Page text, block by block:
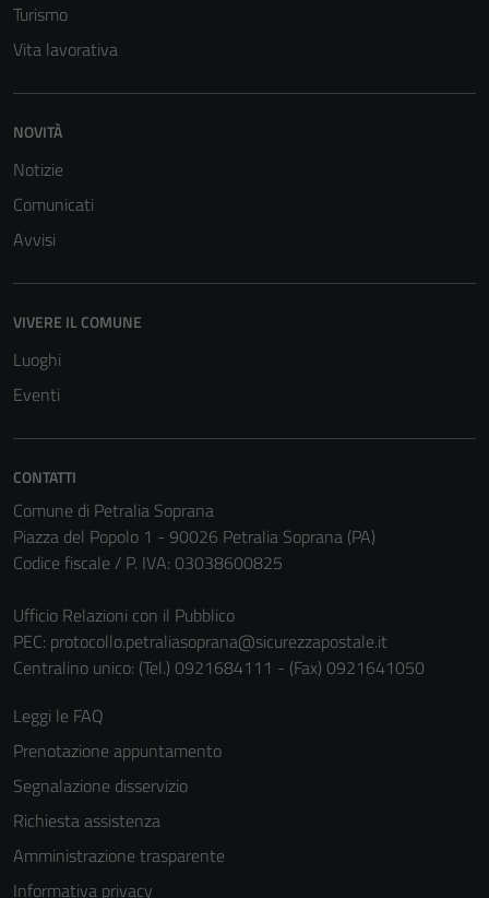
Turismo
Vita lavorativa
NOVITÀ
Notizie
Comunicati
Avvisi
VIVERE IL COMUNE
Luoghi
Eventi
CONTATTI
Comune di Petralia Soprana
Piazza del Popolo 1 - 90026 Petralia Soprana (PA)
Codice fiscale / P. IVA: 03038600825
Ufficio Relazioni con il Pubblico
PEC: protocollo.petraliasoprana@sicurezzapostale.it
Centralino unico: (Tel.) 0921684111 - (Fax) 0921641050
Leggi le FAQ
Prenotazione appuntamento
Segnalazione disservizio
Richiesta assistenza
Amministrazione trasparente
Informativa privacy
del sito e non
possono
Questi cookie
non raccolgono